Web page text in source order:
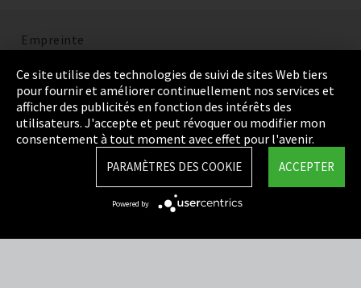
Empreinte
Politique de confidentialité
Cookie Settings
Termes et Conditions
Integrity Line
Ce site utilise des technologies de suivi de sites Web tiers
pour fournir et améliorer continuellement nos services et
afficher des publicités en fonction des intérêts des
utilisateurs. J'accepte et peut révoquer ou modifier mon
consentement à tout moment avec effet pour l'avenir.
ACCEPTER
PARAMÈTRES DES COOKIE
Powered by